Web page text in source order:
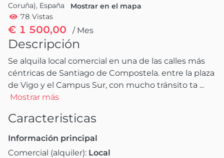
Coruña), España
Mostrar en el mapa
78 Vistas
€ 1 500,00 / Mes
Descripción
Se alquila local comercial en una de las calles más
céntricas de Santiago de Compostela. entre la plaza
de Vigo y el Campus Sur, con mucho tránsito ta ...
Mostrar más
Caracteristicas
Información principal
Comercial (alquiler): Local